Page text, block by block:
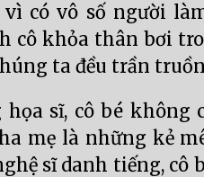
có vô số người
cô khỏa thân bơi
ta đều trần
họa sĩ, cô bé
mẹ là những kẻ
sĩ danh tiếng,